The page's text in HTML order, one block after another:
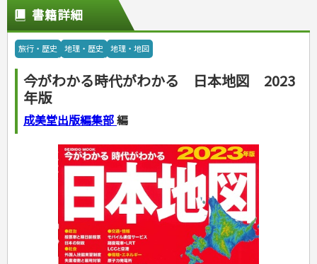
スポーツ
スポーツルール
野球
ゴルフ
ジュニアスポーツ
その他スポーツ
自然・アウトドア・ペット
アウトドア
犬・猫
園芸・野菜づくり
雑学
娯楽・ゲーム・占い
ナンプレ
ゲーム・マジック
家相・風水・占い
カルチャー・芸術・趣味
音楽・楽器
趣味・鑑賞・カメラ
絵画・デッサン
辞典
語学・旅行会話
運転免許
原付・二輪
普通免許
生活・暮らし
料理
料理・レシピ
各国料理
お弁当
調理器具クッキング
お菓子・ケーキ・パン
飲み物・お酒
手芸・クラフト
ソーイング
クラフト
インテリア・ハウジング
収納・掃除・暮らし
美容・ファッション
ダイエット・エクササイズ
着物・着つけ
冠婚葬祭・手紙・ペン字
手紙・ペン字
妊娠・出産・育児
離乳食・幼児食・こどもレシピ
健康と保育
家庭医学・健康
ツボ・マッサージ
家庭医学・病気
健康知識
栄養事典
看護・介護
看護一般
介護一般
保育・教育
パネルシアター
指導マニュアル
こどもの本
児童一般
おりがみ・あやとり
なぞなぞ・ゲーム
占い・心理ゲーム
のりもの・ずかん
読み物・絵本
音と光のでる絵本
学参・ドリル
夏休みドリル
総復習ドリル
学習・地図
自由研究・読書感想文
えんぴつちょう
就職活動
就職活動
就職試験
資格試験
英語検定・TOEIC
漢字検定・数学検定
簿記検定
看護・薬学
ケアマネジャー
介護・社会福祉士
保育士
司法書士・社労士
経営・経済・法律
マネー・株・資産
ビジネス・法律
簿記・経理・税金・保険
その他ビジネス
自己啓発
自己啓発
ビジネス読み物
旅行・歴史
国内・海外旅行
国外旅行
国内旅行
散歩・グルメ
地理・歴史
地理・地図
歴史
成美文庫
その他文庫
ダイアリー
ダイアリー
プラチナダイアリー プレステージ
書籍詳細
旅行・歴史 地理・歴史 地理・地図
今がわかる時代がわかる 日本地図 2023
年版
成美堂出版編集部編